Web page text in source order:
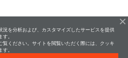
況を分析および、カスタマイズしたサービスを提供
。
覧ください。サイトを閲覧いただく際には、クッキ
。